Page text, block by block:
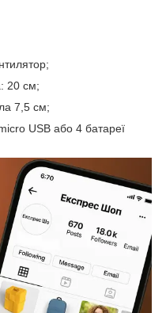
20 см;
7,5 см;
USB або 4 батареї